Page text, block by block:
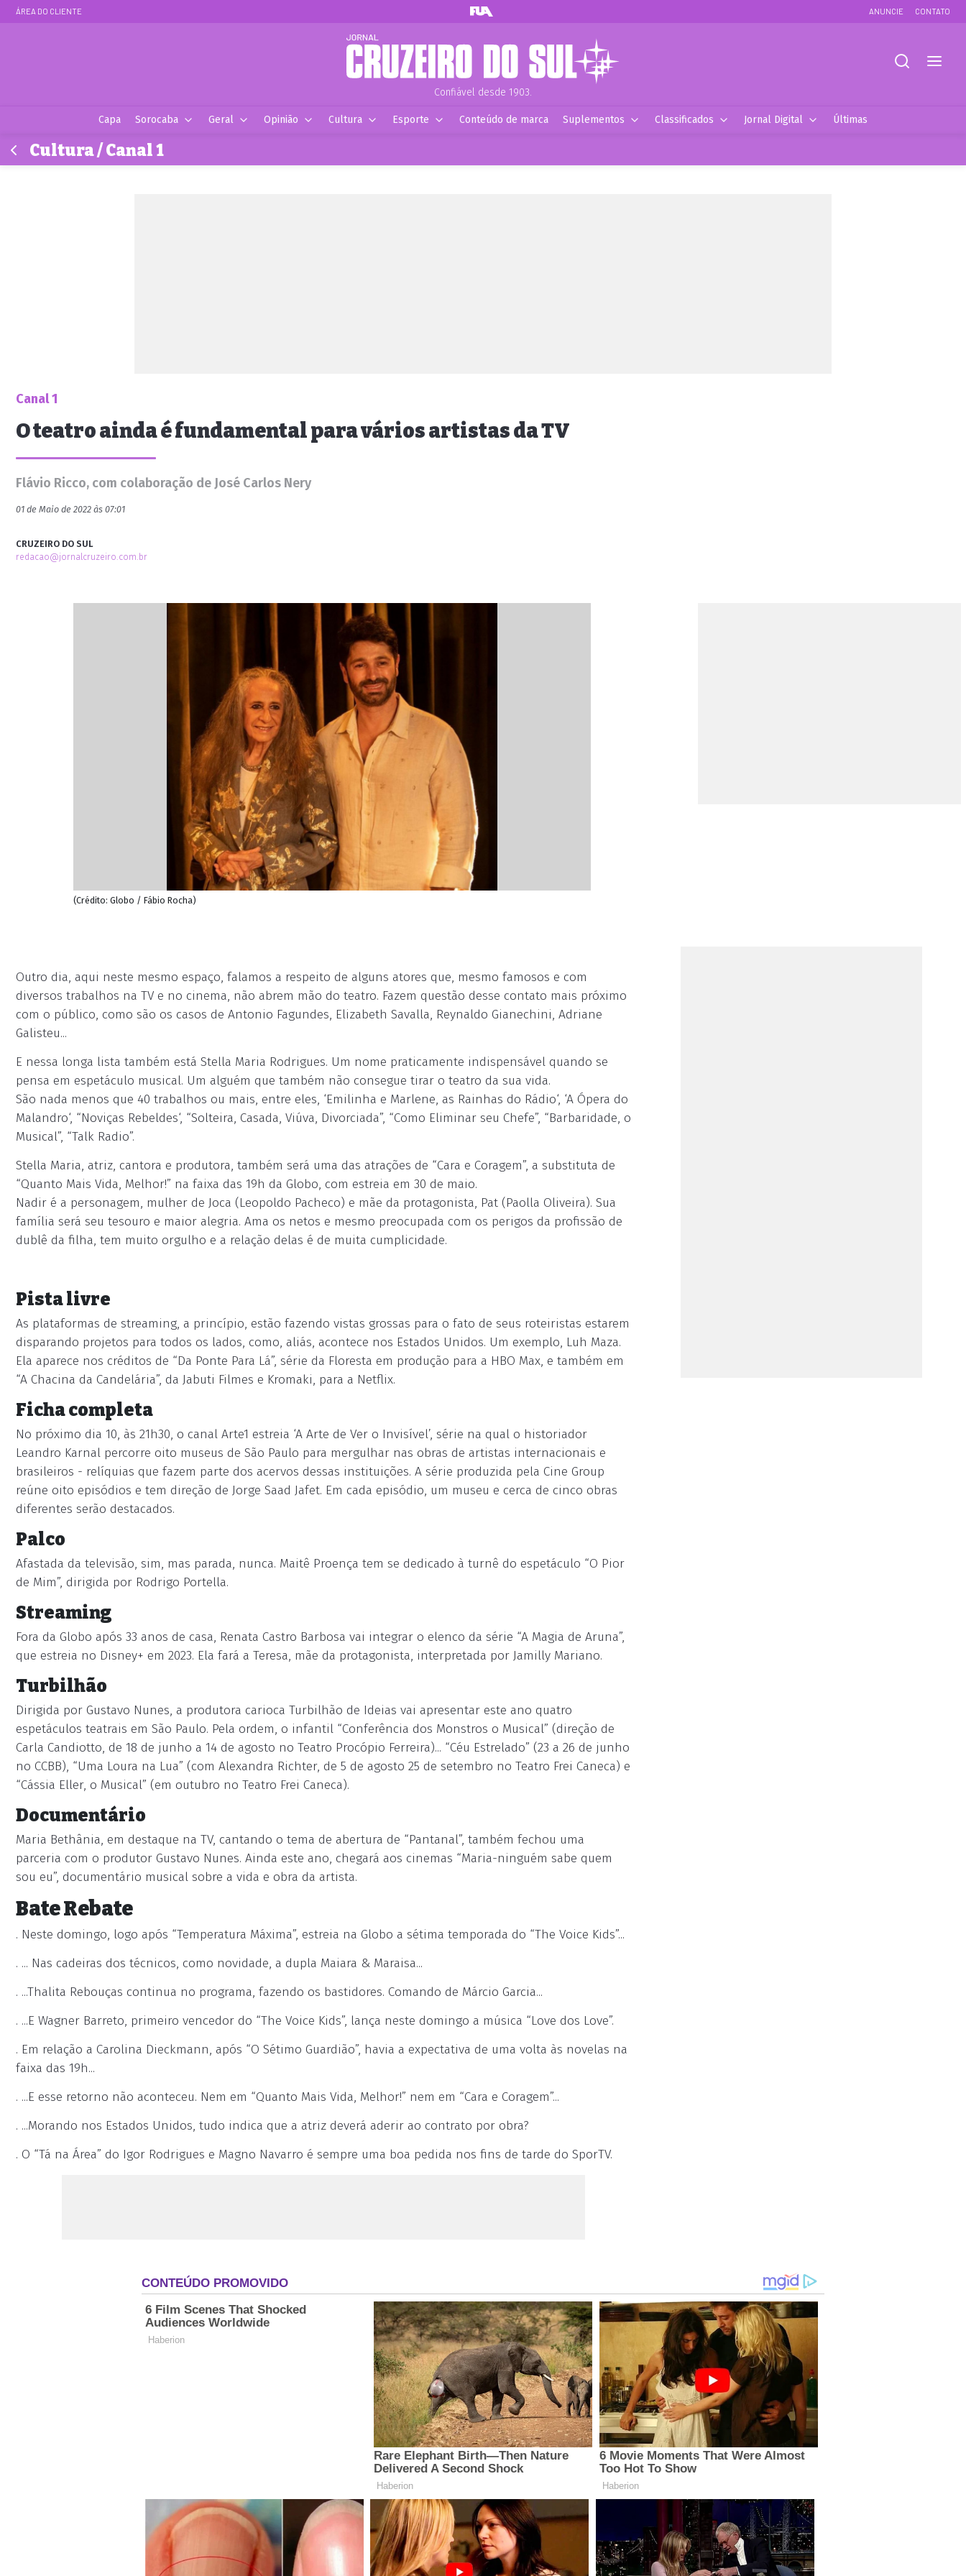
ÁREA DO CLIENTE ANUNCIE CONTATO
Confiável desde 1903.
Capa Sorocaba Geral Opinião Cultura Esporte Conteúdo de marca Suplementos Classificados Jornal Digital Últimas
Cultura / Canal 1
Canal 1
O teatro ainda é fundamental para vários artistas da TV
Flávio Ricco, com colaboração de José Carlos Nery
01 de Maio de 2022 às 07:01
CRUZEIRO DO SUL
redacao@jornalcruzeiro.com.br
(Crédito: Globo / Fábio Rocha)
Outro dia, aqui neste mesmo espaço, falamos a respeito de alguns atores que, mesmo famosos e com
diversos trabalhos na TV e no cinema, não abrem mão do teatro. Fazem questão desse contato mais próximo
com o público, como são os casos de Antonio Fagundes, Elizabeth Savalla, Reynaldo Gianechini, Adriane
Galisteu...
E nessa longa lista também está Stella Maria Rodrigues. Um nome praticamente indispensável quando se
pensa em espetáculo musical. Um alguém que também não consegue tirar o teatro da sua vida.
São nada menos que 40 trabalhos ou mais, entre eles, ‘Emilinha e Marlene, as Rainhas do Rádio‘, ‘A Ópera do
Malandro‘, “Noviças Rebeldes‘, “Solteira, Casada, Viúva, Divorciada”, “Como Eliminar seu Chefe”, “Barbaridade, o
Musical”, “Talk Radio”.
Stella Maria, atriz, cantora e produtora, também será uma das atrações de “Cara e Coragem”, a substituta de
“Quanto Mais Vida, Melhor!” na faixa das 19h da Globo, com estreia em 30 de maio.
Nadir é a personagem, mulher de Joca (Leopoldo Pacheco) e mãe da protagonista, Pat (Paolla Oliveira). Sua
família será seu tesouro e maior alegria. Ama os netos e mesmo preocupada com os perigos da profissão de
dublê da filha, tem muito orgulho e a relação delas é de muita cumplicidade.
Pista livre
As plataformas de streaming, a princípio, estão fazendo vistas grossas para o fato de seus roteiristas estarem
disparando projetos para todos os lados, como, aliás, acontece nos Estados Unidos. Um exemplo, Luh Maza.
Ela aparece nos créditos de “Da Ponte Para Lá”, série da Floresta em produção para a HBO Max, e também em
“A Chacina da Candelária”, da Jabuti Filmes e Kromaki, para a Netflix.
Ficha completa
No próximo dia 10, às 21h30, o canal Arte1 estreia ‘A Arte de Ver o Invisível’, série na qual o historiador
Leandro Karnal percorre oito museus de São Paulo para mergulhar nas obras de artistas internacionais e
brasileiros - relíquias que fazem parte dos acervos dessas instituições. A série produzida pela Cine Group
reúne oito episódios e tem direção de Jorge Saad Jafet. Em cada episódio, um museu e cerca de cinco obras
diferentes serão destacados.
Palco
Afastada da televisão, sim, mas parada, nunca. Maitê Proença tem se dedicado à turnê do espetáculo “O Pior
de Mim”, dirigida por Rodrigo Portella.
Streaming
Fora da Globo após 33 anos de casa, Renata Castro Barbosa vai integrar o elenco da série “A Magia de Aruna”,
que estreia no Disney+ em 2023. Ela fará a Teresa, mãe da protagonista, interpretada por Jamilly Mariano.
Turbilhão
Dirigida por Gustavo Nunes, a produtora carioca Turbilhão de Ideias vai apresentar este ano quatro
espetáculos teatrais em São Paulo. Pela ordem, o infantil “Conferência dos Monstros o Musical” (direção de
Carla Candiotto, de 18 de junho a 14 de agosto no Teatro Procópio Ferreira)... “Céu Estrelado” (23 a 26 de junho
no CCBB), “Uma Loura na Lua” (com Alexandra Richter, de 5 de agosto 25 de setembro no Teatro Frei Caneca) e
“Cássia Eller, o Musical” (em outubro no Teatro Frei Caneca).
Documentário
Maria Bethânia, em destaque na TV, cantando o tema de abertura de “Pantanal”, também fechou uma
parceria com o produtor Gustavo Nunes. Ainda este ano, chegará aos cinemas “Maria-ninguém sabe quem
sou eu”, documentário musical sobre a vida e obra da artista.
Bate Rebate
. Neste domingo, logo após “Temperatura Máxima”, estreia na Globo a sétima temporada do “The Voice Kids”...
. ... Nas cadeiras dos técnicos, como novidade, a dupla Maiara & Maraisa...
. ...Thalita Rebouças continua no programa, fazendo os bastidores. Comando de Márcio Garcia...
. ...E Wagner Barreto, primeiro vencedor do “The Voice Kids”, lança neste domingo a música “Love dos Love”.
. Em relação a Carolina Dieckmann, após “O Sétimo Guardião”, havia a expectativa de uma volta às novelas na
faixa das 19h...
. ...E esse retorno não aconteceu. Nem em “Quanto Mais Vida, Melhor!” nem em “Cara e Coragem”...
. ...Morando nos Estados Unidos, tudo indica que a atriz deverá aderir ao contrato por obra?
. O “Tá na Área” do Igor Rodrigues e Magno Navarro é sempre uma boa pedida nos fins de tarde do SporTV.